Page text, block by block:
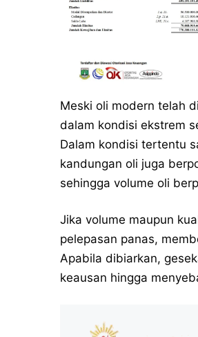
Meski oli modern telah
dalam kondisi ekstrem
Dalam kondisi tertentu
kandungan oli juga
sehingga volume oli
Jika volume maupun
pelepasan panas,
Apabila dibiarkan,
keausan hingga